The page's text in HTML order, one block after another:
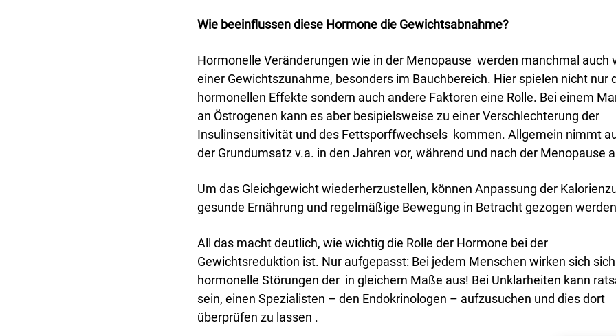
Wie beeinflussen diese Hormone die Gewichtsabnahme?
Hormonelle Veränderungen wie in der Menopause werden manchmal auch
einer Gewichtszunahme, besonders im Bauchbereich. Hier spielen nicht nur
hormonellen Effekte sondern auch andere Faktoren eine Rolle. Bei einem
an Östrogenen kann es aber besipielsweise zu einer Verschlechterung der
Insulinsensitivität und des Fettsporffwechsels kommen. Allgemein nimmt
der Grundumsatz v.a. in den Jahren vor, während und nach der Menopause
Um das Gleichgewicht wiederherzustellen, können Anpassung der
gesunde Ernährung und regelmäßige Bewegung in Betracht gezogen
All das macht deutlich, wie wichtig die Rolle der Hormone bei der
Gewichtsreduktion ist. Nur aufgepasst: Bei jedem Menschen wirken sich sich
hormonelle Störungen der in gleichem Maße aus! Bei Unklarheiten kann
sein, einen Spezialisten – den Endokrinologen – aufzusuchen und dies dort
überprüfen zu lassen .